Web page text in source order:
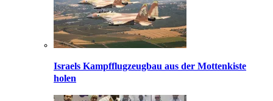
Israels Kampfflugzeugbau aus der Mottenkiste
holen